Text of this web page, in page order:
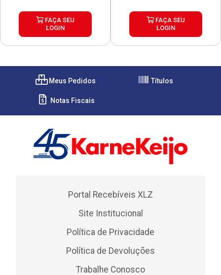
FAÇA SEU
LOGIN
FAÇA SEU
LOGIN
Meus Pedidos Títulos
Notas Fiscais
Portal Recebíveis XLZ
Site Institucional
Política de Privacidade
Política de Devoluções
Trabalhe Conosco